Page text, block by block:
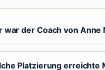
war der Coach von Anne
Platzierung erreichte